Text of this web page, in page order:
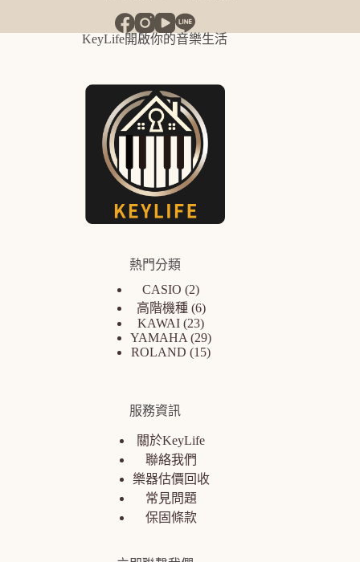
KeyLife開啟你的音樂生活
熱門分類
CASIO 2
高階機種 6
KAWAI 23
YAMAHA 29
ROLAND
15
服務資訊
關於KeyLife
聯絡我們
樂器估價回收
常見問題
保固條款